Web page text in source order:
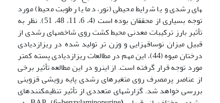
های رشدی و یا شرایط محیطی (نور، دما یا رطوبت محیط) مورد
توجه بسیاری از محققان بوده است (4، 6، 11، 48، 51). نظر به
تأثیر بارز ترکیبات معدنی محیط ­­کشت روی شاخص­های رشدی از
قبیل میزان نوساقه­زایی و وزن تر تولید شده در ریزازدیادی
درختان میوه (44)، این مهم در مطالعات ریزازدیادی پسته کمتر
مورد توجه قرار گرفته است. از اینرو در این مطالعه تأثیر برخی
از عناصر پرمصرف روی متغیرهای رشدی پایه رویشی قزوینی
بررسی خواهد شد. گزارش­های متعددی از تأثیر تنظیم­کنندهای